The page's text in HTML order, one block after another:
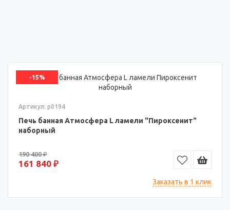
-15%
Артикул: p0194
Печь банная Атмосфера L ламели "Пироксенит"
наборный
190 400 ₽
161 840 ₽
Заказать в 1 клик